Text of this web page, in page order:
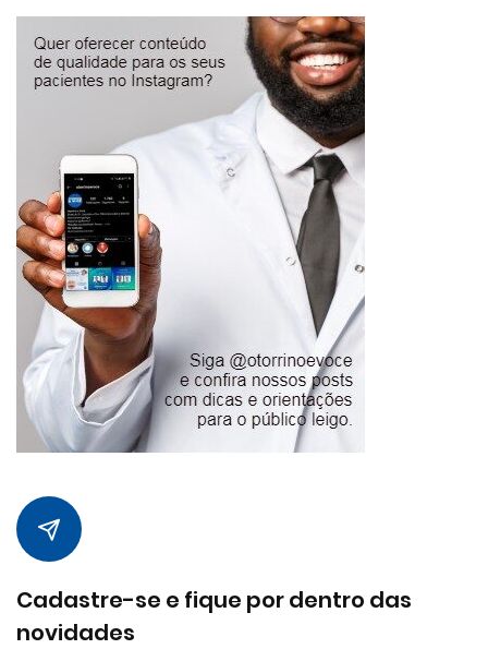
Cadastre-se e fique por dentro das
novidades